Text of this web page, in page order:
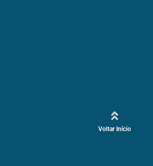
Voltar Início